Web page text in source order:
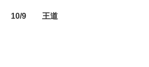
10/9 王道